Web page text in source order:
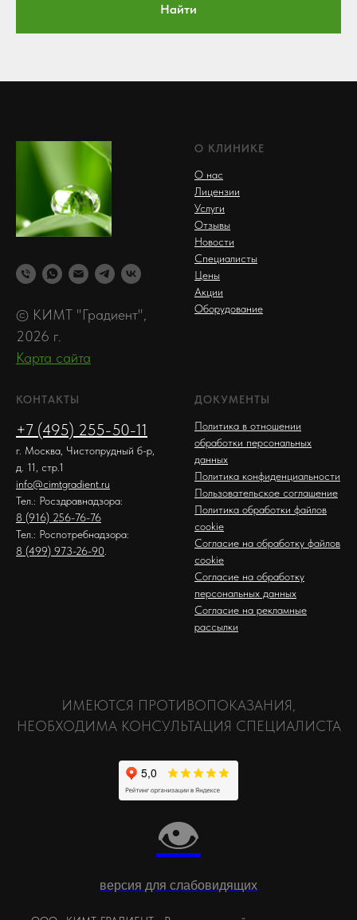
Найти
© КИМТ "Градиент",
2026 г.
Карта сайта
О КЛИНИКЕ
О нас
Лицензии
Услуги
Отзывы
Новости
Специалисты
Цены
Акции
Оборудование
КОНТАКТЫ
+7 (495) 255-50-11
г. Москва, Чистопрудный б-р,
д. 11, стр.1
info@cimtgradient.ru
Тел.: Росздравнадзора:
8 (916) 256-76-76
Тел.: Роспотребнадзора:
8 (499) 973-26-90
ДОКУМЕНТЫ
Политика в отношении
обработки персональных
данных
Политика конфиденциальности
Пользовательское соглашение
Политика обработки файлов
cookie
Согласие на обработку файлов
cookie
Согласие на обработку
персональных данных
Согласие на рекламные
рассылки
ИМЕЮТСЯ ПРОТИВОПОКАЗАНИЯ,
НЕОБХОДИМА КОНСУЛЬТАЦИЯ СПЕЦИАЛИСТА
👁
версия для слабовидящих